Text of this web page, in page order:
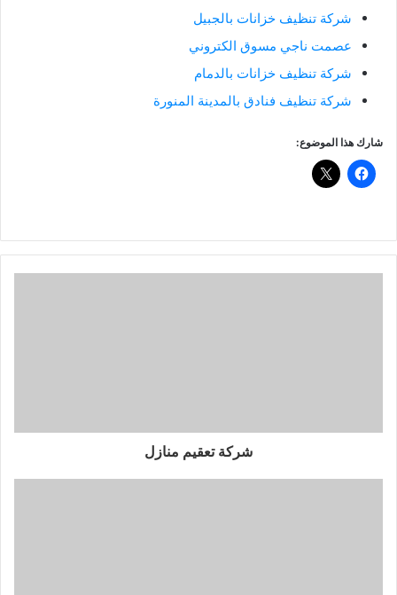
شركة تنظيف خزانات بالجبيل
عصمت ناجي مسوق الكتروني
شركة تنظيف خزانات بالدمام
شركة تنظيف فنادق بالمدينة المنورة
شارك هذا الموضوع:
شركة تعقيم منازل